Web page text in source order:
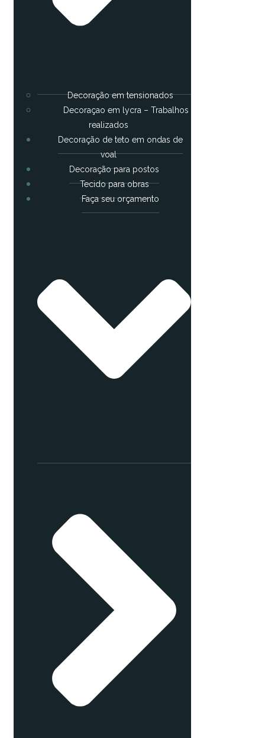
Decoração em tensionados
Decoraçao em lycra – Trabalhos
realizados
Decoração de teto em ondas de
voal
Decoração para postos
Tecido para obras
Faça seu orçamento